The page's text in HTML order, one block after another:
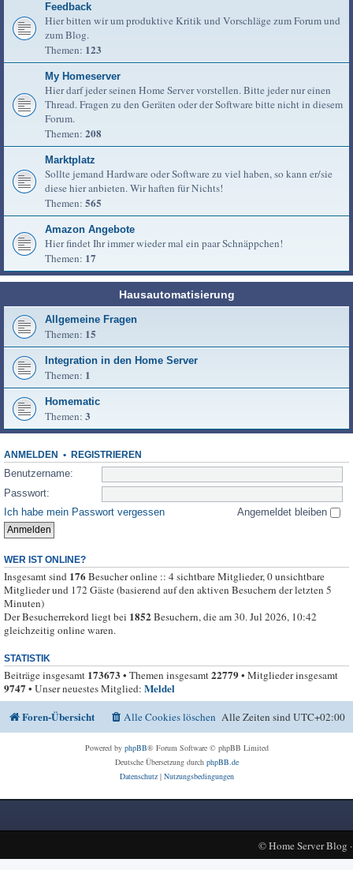
Feedback
Hier bitten wir um produktive Kritik und Vorschläge zum Forum und
zum Blog.
Themen: 123
My Homeserver
Hier darf jeder seinen Home Server vorstellen. Bitte jeder nur einen
Thread. Fragen zu den Geräten oder der Software bitte nicht in diesem
Forum.
Themen: 208
Marktplatz
Sollte jemand Hardware oder Software zu viel haben, so kann er/sie
diese hier anbieten. Wir haften für Nichts!
Themen: 565
Amazon Angebote
Hier findet Ihr immer wieder mal ein paar Schnäppchen!
Themen: 17
Hausautomatisierung
Allgemeine Fragen
Themen: 15
Integration in den Home Server
Themen: 1
Homematic
Themen: 3
ANMELDEN • REGISTRIEREN
Benutzername:
Passwort:
Ich habe mein Passwort vergessen
Angemeldet bleiben
WER IST ONLINE?
Insgesamt sind 176Besucher online :: 4 sichtbare Mitglieder, 0 unsichtbare
Mitglieder und 172 Gäste (basierend auf den aktiven Besuchern der letzten 5
Minuten)
Der Besucherrekord liegt bei 1852Besuchern, die am 30. Jul 2026, 10:42
gleichzeitig online waren.
STATISTIK
Beiträge insgesamt 173673 • Themen insgesamt22779• Mitglieder insgesamt
9747• Unser neuestes Mitglied: Meldel
Foren-Übersicht
Alle Zeiten sindUTC+02:00
Alle Cookies löschen
Powered by phpBB® Forum Software © phpBB Limited
Deutsche Übersetzung durch phpBB.de
Datenschutz| Nutzungsbedingungen
©Home Server Blog